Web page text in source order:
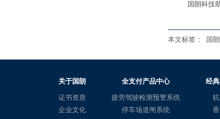
国朗科技
本文标签： 国
关于国朗
证书资质
企业文化
全支付产品中心
疲劳驾驶检测预警系统
停车场道闸系统
经
杭